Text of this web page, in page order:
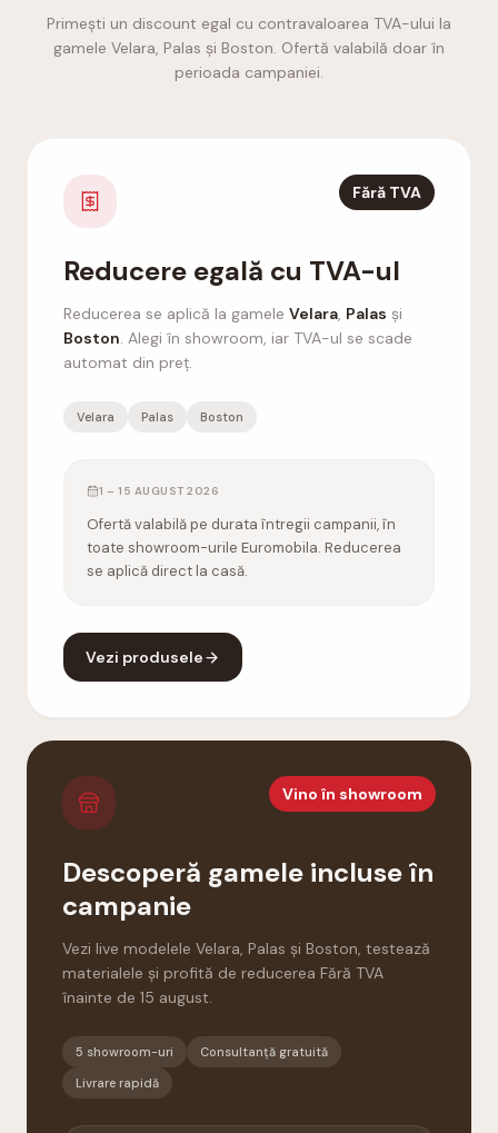
Primești un discount egal cu contravaloarea TVA-ului la
gamele Velara, Palas și Boston. Ofertă valabilă doar în
perioada campaniei.
Fără TVA
Reducere egală cu TVA-ul
Reducerea se aplică la gamele Velara, Palas și
Boston. Alegi în showroom, iar TVA-ul se scade
automat din preț.
Velara Palas Boston
1 – 15 AUGUST 2026
Ofertă valabilă pe durata întregii campanii, în
toate showroom-urile Euromobila. Reducerea
se aplică direct la casă.
Vezi produsele
Vino în showroom
Descoperă gamele incluse în
campanie
Vezi live modelele Velara, Palas și Boston, testează
materialele și profită de reducerea Fără TVA
înainte de 15 august.
5 showroom-uri
Consultanță gratuită
Livrare rapidă